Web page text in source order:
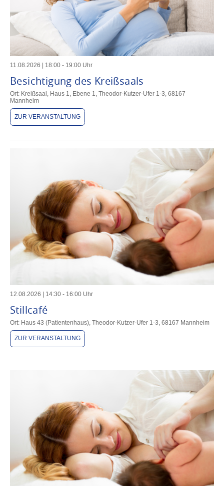
11.08.2026 18:00 - 19:00 Uhr
Besichtigung des Kreißsaals
Ort: Kreißsaal, Haus 1, Ebene 1, Theodor-Kutzer-Ufer 1-3, 68167
Mannheim
ZUR VERANSTALTUNG
12 08 2026 | 14:30 - 16:00 Uhr
Stillcafé
Ort: Haus 43 (Patientenhaus), Theodor-Kutzer-Ufer 1-3, 68167 Mannheim
ZUR VERANSTALTUNG